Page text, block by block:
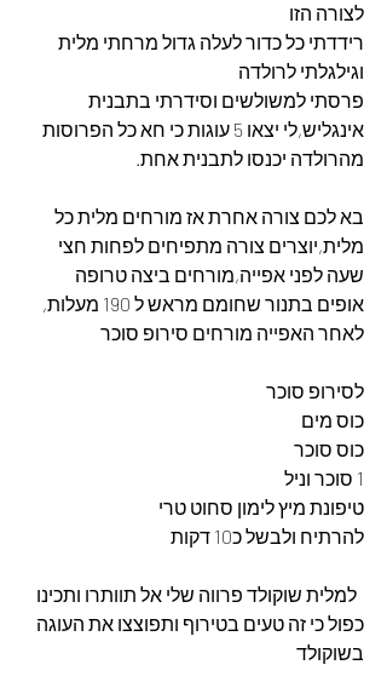
לצורה הזו
רידדתי כל כדור לעלה גדול מרחתי מלית
וגילגלתי לרולדה
פרסתי למשולשים וסידרתי בתבנית
אינגליש,לי יצאו 5 עוגות כי חא כל הפרוסות
מהרולדה יכנסו לתבנית אחת.
בא לכם צורה אחרת אז מורחים מלית כל
מלית,יוצרים צורה מתפיחים לפחות חצי
שעה לפני אפייה,מורחים ביצה טרופה
אופים בתנור שחומם מראש ל 190 מעלות,
לאחר האפייה מורחים סירופ סוכר
לסירופ סוכר
כוס מים
כוס סוכר
1 סוכר וניל
טיפונת מיץ לימון סחוט טרי
להרתיח ולבשל כ10 דקות
  למלית שוקולד פרווה שלי אל תוותרו ותכינו
כפול כי זה טעים בטירוף ותפוצצו את העוגה
בשוקולד